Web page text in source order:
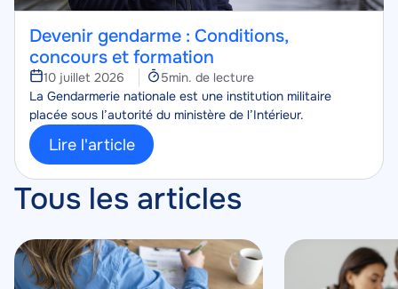
Devenir gendarme : Conditions,
concours et formation
10 juillet 2026
Temps
de
lecture
5min. de lecture
Corps
La Gendarmerie nationale est une institution militaire
placée sous l’autorité du ministère de l’Intérieur.
Lire l'article
Tous les articles
Image
Image Image
Image